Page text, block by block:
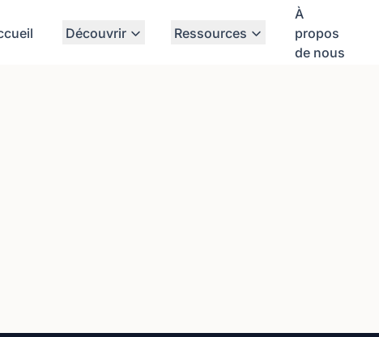
Découvrir Ressources
À
propos
de nous